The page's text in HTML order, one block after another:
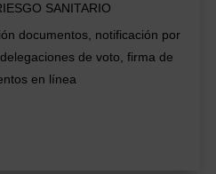
SANITARIO
documentos, notificación por
de voto, firma de
en línea